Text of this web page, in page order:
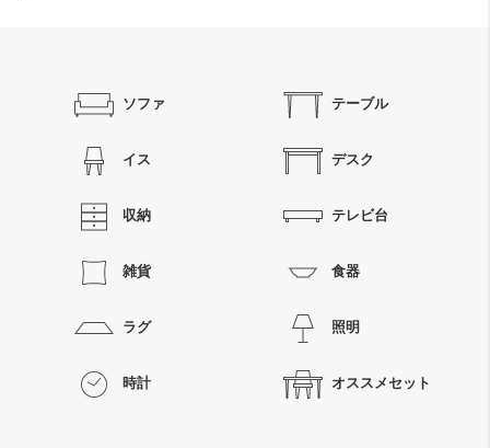
ソファ テーブル
イス デスク
収納 テレビ台
雑貨 食器
ラグ 照明
時計 オススメセット